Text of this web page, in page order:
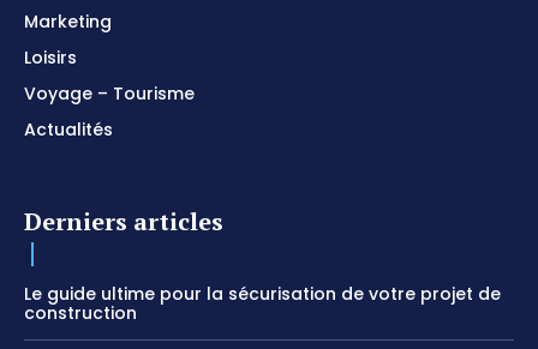
Marketing
Loisirs
Voyage – Tourisme
Actualités
Derniers articles
Le guide ultime pour la sécurisation de votre projet de
construction